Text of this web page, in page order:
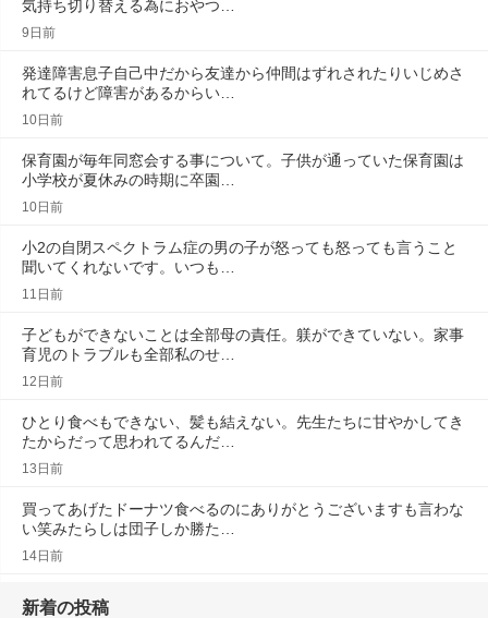
気持ち切り替える為におやつ…
9日前
発達障害息子自己中だから友達から仲間はずれされたりいじめさ
れてるけど障害があるからい…
10日前
保育園が毎年同窓会する事について。子供が通っていた保育園は
小学校が夏休みの時期に卒園…
10日前
小2の自閉スペクトラム症の男の子が怒っても怒っても言うこと
聞いてくれないです。いつも…
11日前
子どもができないことは全部母の責任。躾ができていない。家事
育児のトラブルも全部私のせ…
12日前
ひとり食べもできない、髪も結えない。先生たちに甘やかしてき
たからだって思われてるんだ…
13日前
買ってあげたドーナツ食べるのにありがとうございますも言わな
い笑みたらしは団子しか勝た…
14日前
新着の投稿